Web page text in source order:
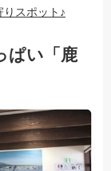
スポット♪
ぱい「鹿